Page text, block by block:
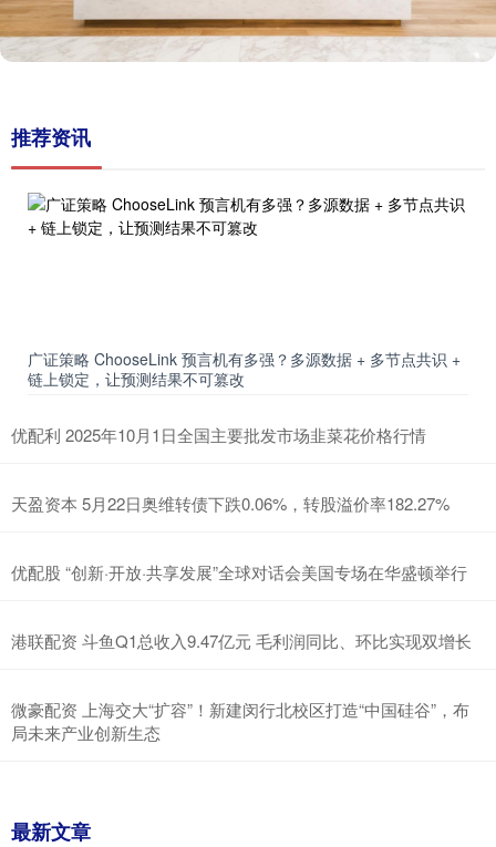
推荐资讯
广证策略 ChooseLink 预言机有多强？多源数据 + 多节点共识 +
链上锁定，让预测结果不可篡改
优配利 2025年10月1日全国主要批发市场韭菜花价格行情
天盈资本 5月22日奥维转债下跌0.06%，转股溢价率182.27%
优配股 “创新·开放·共享发展”全球对话会美国专场在华盛顿举行
港联配资 斗鱼Q1总收入9.47亿元 毛利润同比、环比实现双增长
微豪配资 上海交大“扩容”！新建闵行北校区打造“中国硅谷”，布
局未来产业创新生态
最新文章